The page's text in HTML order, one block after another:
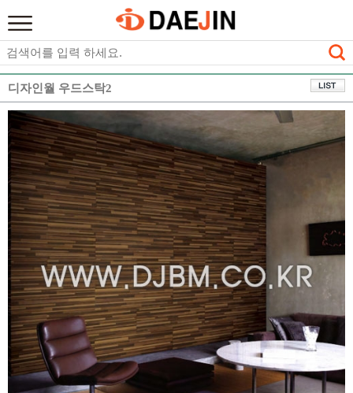
디자인월 우드스탁2